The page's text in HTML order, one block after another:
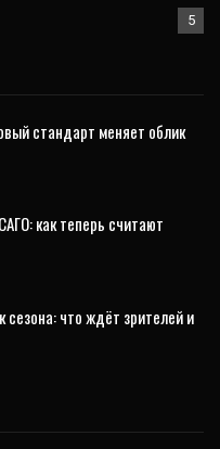
5
стандарт меняет облик
как теперь считают
что ждёт зрителей и